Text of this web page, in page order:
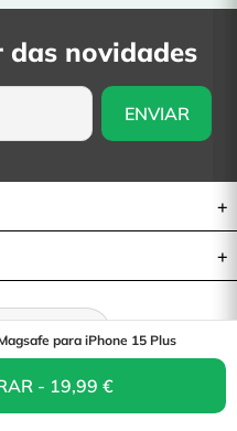
para iPhone 15 Plus
- 19,99 €
novidades
contrato